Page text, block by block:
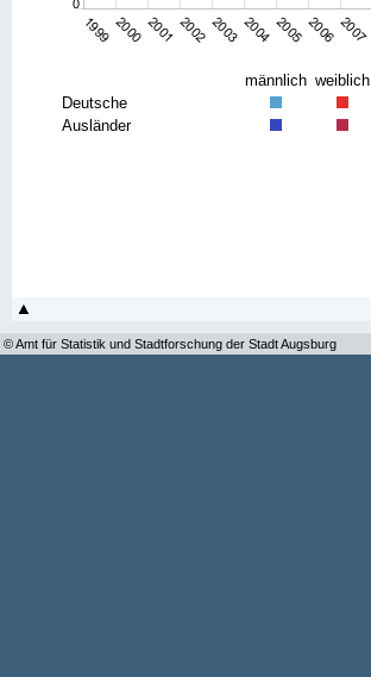
männlich weiblich
Deutsche
Ausländer
© Amt für Statistik und Stadtforschung der Stadt Augsburg